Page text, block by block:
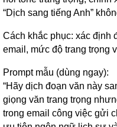
“Dịch sang tiếng Anh”
Cách khắc phục: xác định
email, mức độ trang trọng
Prompt mẫu (dùng ngay):
“Hãy dịch đoạn văn này
giọng văn trang trọng
trong email công việc gửi